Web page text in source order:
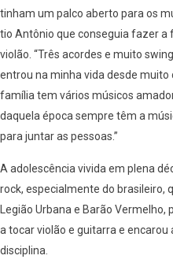
tinham um palco aberto para os
tio Antônio que conseguia fazer a
violão. “Três acordes e muito
entrou na minha vida desde muito
família tem vários músicos
daquela época sempre têm a
para juntar as pessoas.”
A adolescência vivida em plena
rock, especialmente do brasileiro,
Legião Urbana e Barão Vermelho,
a tocar violão e guitarra e
disciplina.